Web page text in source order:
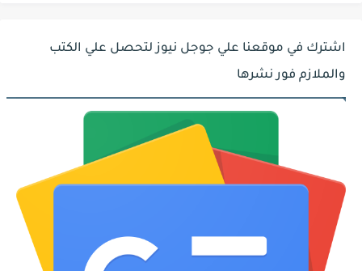
اشترك في موقعنا علي جوجل نيوز لتحصل علي الكتب
والملازم فور نشرها